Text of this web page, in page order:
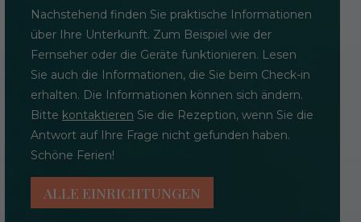
Nachstehend finden Sie praktische Informationen
über Ihre Unterkunft. Zum Beispiel wie der
Fernseher oder die Geräte funktionieren. Lesen
Sie auch die Informationen, die Sie beim Check-in
erhalten. Die Informationen können sich ändern.
Bitte kontaktieren Sie die Rezeption, wenn Sie die
Antwort auf Ihre Frage nicht gefunden haben.
Schöne Ferien!
ALLE EINRICHTUNGEN